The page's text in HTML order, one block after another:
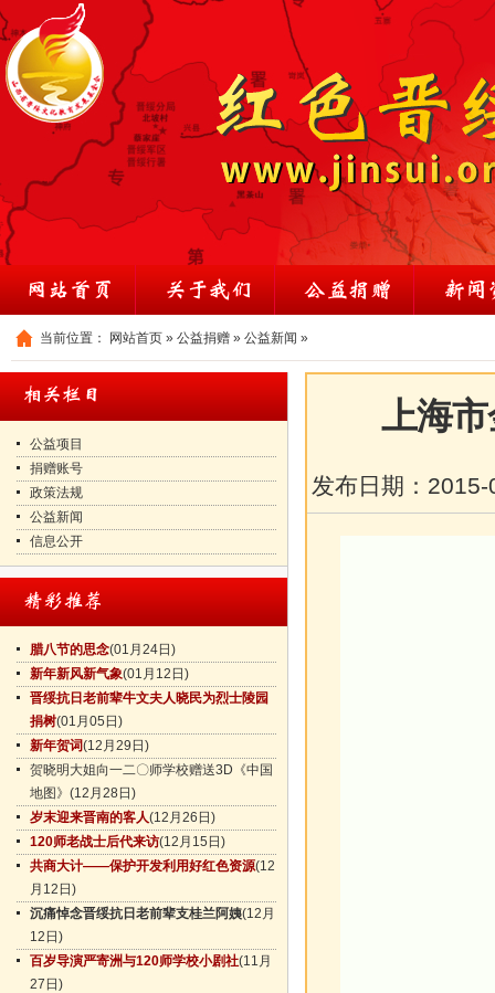
当前位置： 网站首页 » 公益捐赠 » 公益新闻 »
公益项目
捐赠账号
政策法规
公益新闻
信息公开
腊八节的思念(01月24日)
新年新风新气象(01月12日)
晋绥抗日老前辈牛文夫人晓民为烈士陵园
捐树(01月05日)
新年贺词(12月29日)
贺晓明大姐向一二〇师学校赠送3D《中国
地图》 (12月28日)
岁末迎来晋南的客人(12月26日)
120师老战士后代来访(12月15日)
共商大计——保护开发利用好红色资源(12
月12日)
沉痛悼念晋绥抗日老前辈支桂兰阿姨(12月
12日)
百岁导演严寄洲与120师学校小剧社(11月
27日)
上海
发布日期： 2015-